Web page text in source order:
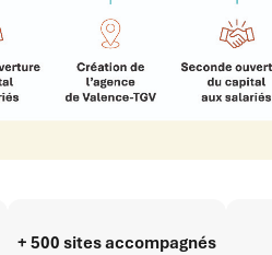
+ 500 sites accompagnés